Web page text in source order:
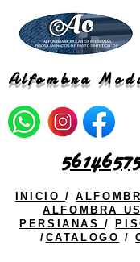
Alfombra
INICIO/
ALFOMBRA
PERSIANAS/
/ CATALOGO /